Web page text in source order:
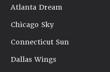
Atlanta Dream
Chicago Sky
Connecticut Sun
Dallas Wings